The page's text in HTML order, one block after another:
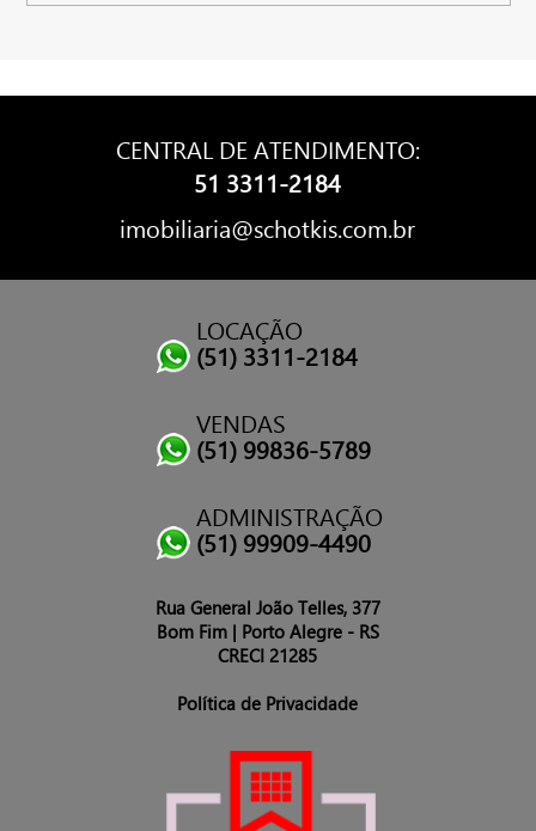
CENTRAL DE ATENDIMENTO:
51 3311-2184
imobiliaria@schotkis.com.br
LOCAÇÃO
(51) 3311-2184
VENDAS
(51) 99836-5789
ADMINISTRAÇÃO
(51) 99909-4490
Rua General João Telles, 377
Bom Fim | Porto Alegre - RS
CRECI 21285
Política de Privacidade